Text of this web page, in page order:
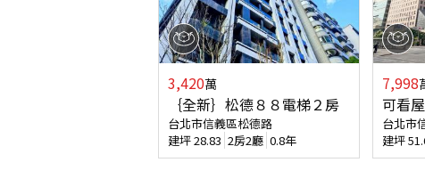
3,420萬
｛全新｝松德８８電梯２房
台北市信義區松德路
建坪28.83 2房2廳 0.8年
7,998
可看
台北市
建坪